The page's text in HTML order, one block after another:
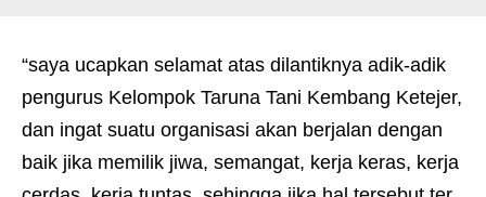
“saya ucapkan selamat atas dilantiknya adik-adik
pengurus Kelompok Taruna Tani Kembang Ketejer,
dan ingat suatu organisasi akan berjalan dengan
baik jika memilik jiwa, semangat, kerja keras, kerja